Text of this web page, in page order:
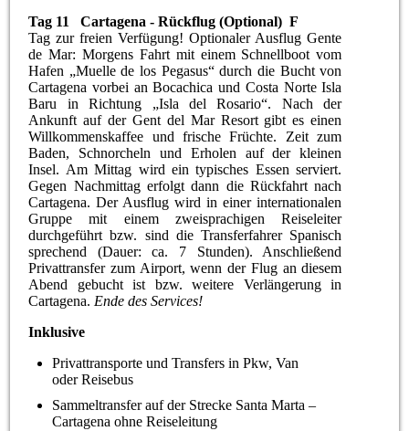
Tag 11 Cartagena - Rückflug (Optional) F
Tag zur freien Verfügung! Optionaler Ausflug Gente
de Mar: Morgens Fahrt mit einem Schnellboot vom
Hafen „Muelle de los Pegasus“ durch die Bucht von
Cartagena vorbei an Bocachica und Costa Norte Isla
Baru in Richtung „Isla del Rosario“. Nach der
Ankunft auf der Gent del Mar Resort gibt es einen
Willkommenskaffee und frische Früchte. Zeit zum
Baden, Schnorcheln und Erholen auf der kleinen
Insel. Am Mittag wird ein typisches Essen serviert.
Gegen Nachmittag erfolgt dann die Rückfahrt nach
Cartagena. Der Ausflug wird in einer internationalen
Gruppe mit einem zweisprachigen Reiseleiter
durchgeführt bzw. sind die Transferfahrer Spanisch
sprechend (Dauer: ca. 7 Stunden). Anschließend
Privattransfer zum Airport, wenn der Flug an diesem
Abend gebucht ist bzw. weitere Verlängerung in
Cartagena. Ende des Services!
Inklusive
Privattransporte und Transfers in Pkw, Van
oder Reisebus
Sammeltransfer auf der Strecke Santa Marta –
Cartagena ohne Reiseleitung